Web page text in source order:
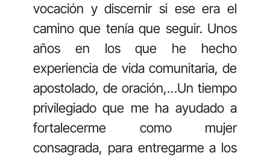
vocación y discernir si ese era el
camino que tenía que seguir. Unos
años en los que he hecho
experiencia de vida comunitaria, de
apostolado, de oración,…Un tiempo
privilegiado que me ha ayudado a
fortalecerme como mujer
consagrada, para entregarme a los